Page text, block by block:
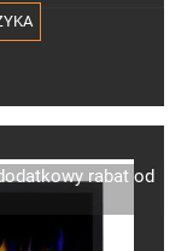
rabat od